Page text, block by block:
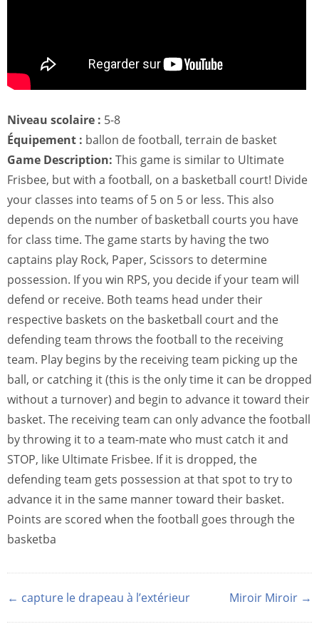
Niveau scolaire : 5-8
Équipement : ballon de football, terrain de basket
Game Description: This game is similar to Ultimate
Frisbee, but with a football, on a basketball court! Divide
your classes into teams of 5 on 5 or less. This also
depends on the number of basketball courts you have
for class time. The game starts by having the two
captains play Rock, Paper, Scissors to determine
possession. If you win RPS, you decide if your team will
defend or receive. Both teams head under their
respective baskets on the basketball court and the
defending team throws the football to the receiving
team. Play begins by the receiving team picking up the
ball, or catching it (this is the only time it can be dropped
without a turnover) and begin to advance it toward their
basket. The receiving team can only advance the football
by throwing it to a team-mate who must catch it and
STOP, like Ultimate Frisbee. If it is dropped, the
defending team gets possession at that spot to try to
advance it in the same manner toward their basket.
Points are scored when the football goes through the
basketba
← capture le drapeau à l’extérieur Miroir Miroir →